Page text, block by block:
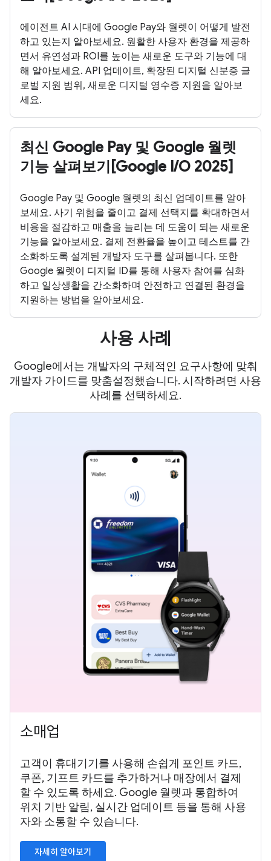
에이전트 AI 시대에 Google Pay와 월렛이 어떻게 발전
하고 있는지 알아보세요. 원활한 사용자 환경을 제공하
면서 유연성과 ROI를 높이는 새로운 도구와 기능에 대
해 알아보세요. API 업데이트, 확장된 디지털 신분증 글
로벌 지원 범위, 새로운 디지털 영수증 지원을 알아보
세요.
최신 Google Pay 및 Google 월렛
기능 살펴보기[Google I/O 2025]
Google Pay 및 Google 월렛의 최신 업데이트를 알아
보세요. 사기 위험을 줄이고 결제 선택지를 확대하면서
비용을 절감하고 매출을 늘리는 데 도움이 되는 새로운
기능을 알아보세요. 결제 전환율을 높이고 테스트를 간
소화하도록 설계된 개발자 도구를 살펴봅니다. 또한
Google 월렛이 디지털 ID를 통해 사용자 참여를 심화
하고 일상생활을 간소화하며 안전하고 연결된 환경을
지원하는 방법을 알아보세요.
사용 사례
Google에서는 개발자의 구체적인 요구사항에 맞춰
개발자 가이드를 맞춤설정했습니다. 시작하려면 사용
사례를 선택하세요.
소매업
고객이 휴대기기를 사용해 손쉽게 포인트 카드,
쿠폰, 기프트 카드를 추가하거나 매장에서 결제
할 수 있도록 하세요. Google 월렛과 통합하여
위치 기반 알림, 실시간 업데이트 등을 통해 사용
자와 소통할 수 있습니다.
자세히 알아보기